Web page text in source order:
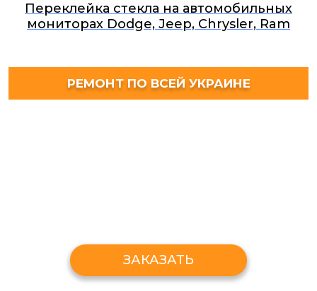
Переклейка стекла на автомобильных
мониторах Dodge, Jeep, Chrysler, Ram
РЕМОНТ ПО ВСЕЙ УКРАИНЕ
ЗАКАЗАТЬ